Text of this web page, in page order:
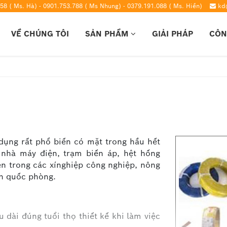
( Ms. Hà) - 0901.753.788 ( Ms Nhung) - 0379.191.088 ( Ms. Hiền)
VỀ CHÚNG TÔI SẢN PHẨM GIẢI PHÁP
rất phổ biến có mặt trong hầu hết
máy điện, trạm biến áp, hệt hống
trong các xínghiệp công nghiệp, nông
quốc phòng.
dài đúng tuổi thọ thiết kế khi làm việc